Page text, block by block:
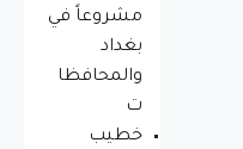
مشروعاً في
بغداد
والمحافظا
ت
خطيب